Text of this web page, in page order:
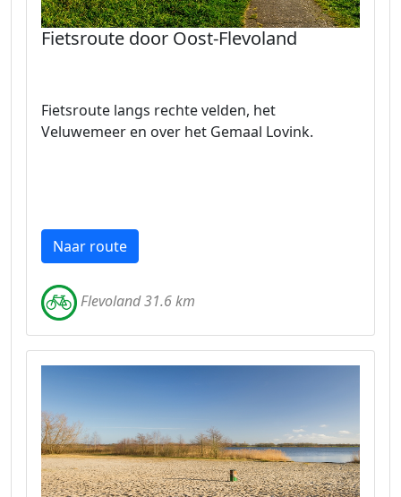
Fietsroute door Oost-Flevoland
Fietsroute langs rechte velden, het
Veluwemeer en over het Gemaal Lovink.
Naar route
Flevoland 31.6 km